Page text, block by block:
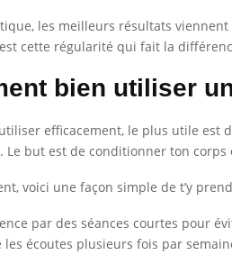
les meilleurs résultats
cette régularité qui fait la
bien utiliser
efficacement, le plus utile
Le but est de conditionner ton
voici une façon simple de t’y
par des séances courtes pour
les écoutes plusieurs fois par